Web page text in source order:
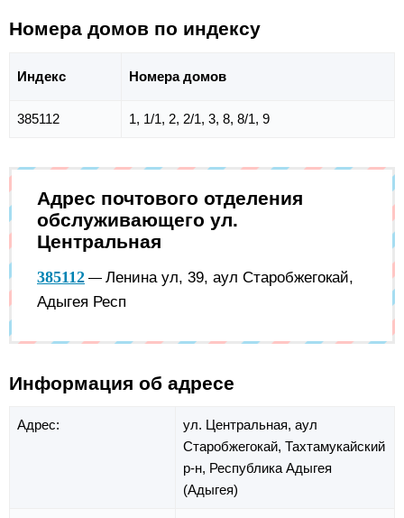
Номера домов по индексу
Индекс Номера домов
385112 1, 1/1, 2, 2/1, 3, 8, 8/1, 9
Адрес почтового отделения
обслуживающего ул.
Центральная
385112 — Ленина ул, 39, аул Старобжегокай,
Адыгея Респ
Информация об адресе
Адрес: ул. Центральная, аул
Старобжегокай, Тахтамукайский
р-н, Республика Адыгея
(Адыгея)